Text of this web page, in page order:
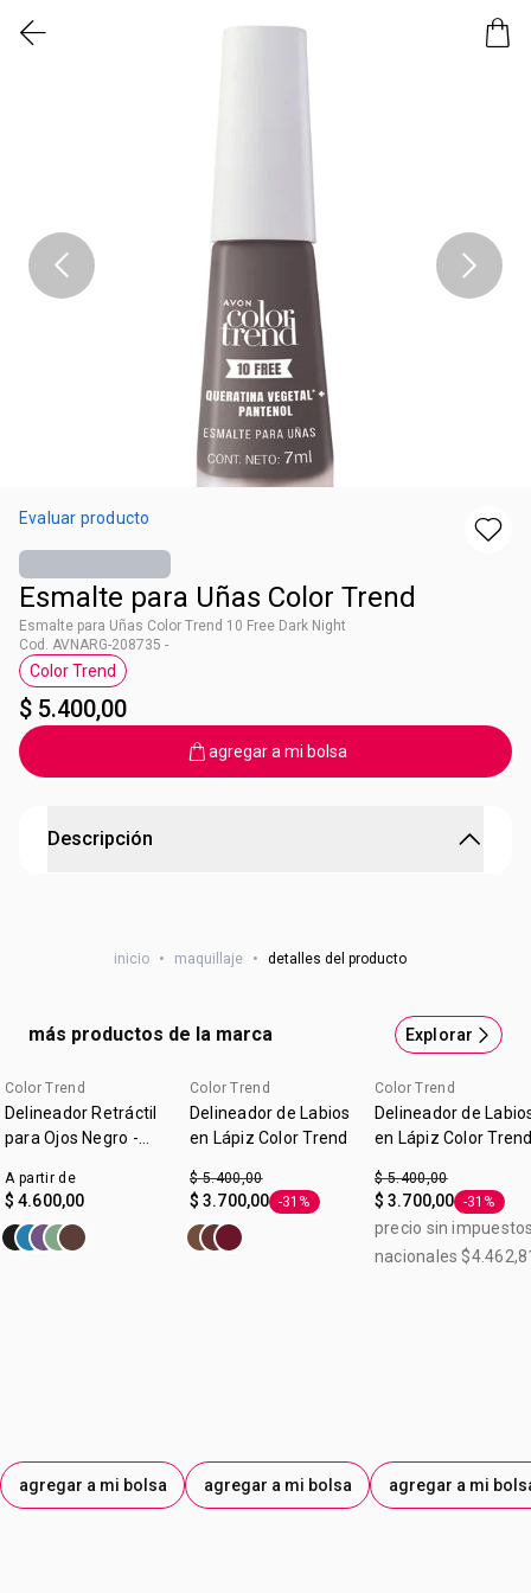
Evaluar producto
Esmalte para Uñas Color Trend
Esmalte para Uñas Color Trend 10 Free Dark Night
Cod. AVNARG-208735 -
Etiqueta Color Trend
Color Trend
$ 5.400,00
agregar a mi bolsa
Descripción
secado en 6 minutos, fórmula 10 free
inicio • maquillaje • detalles del producto
más productos de la marca Explorar
Color Trend
Delineador Retráctil
para Ojos Negro -
A partir de
$ 4.600,00
agregar a mi bolsa
Color Trend
Delineador de Labios
en Lápiz Color Trend
$ 5.400,00
$ 3.700,00 Etiqueta -31%
-31%
agregar a mi bolsa
Color Trend
Delineador de
en Lápiz Color
$ 5.400,00
$ 3.700,00 Etiqueta -
-31%
precio sin
nacionales
agregar a mi